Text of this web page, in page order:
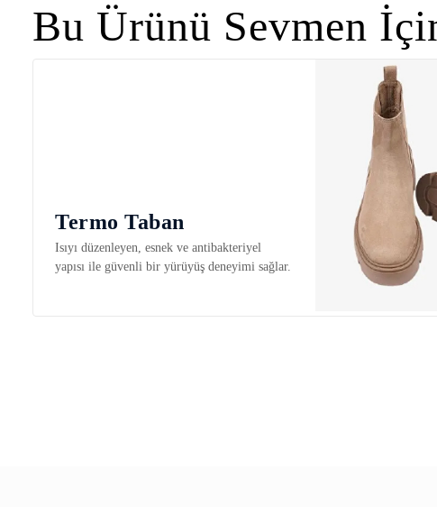
Bu Ürünü Sevmen
Termo Taban
Isıyı düzenleyen, esnek ve antibakteriyel
yapısı ile güvenli bir yürüyüş deneyimi sağlar.